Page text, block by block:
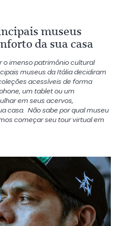
museus
da sua casa
o imenso patrimônio cultural
museus da Itália decidiram
acessíveis de forma
um tablet ou um
em seus acervos,
casa. Não sabe por qual museu
começar seu tour virtual em